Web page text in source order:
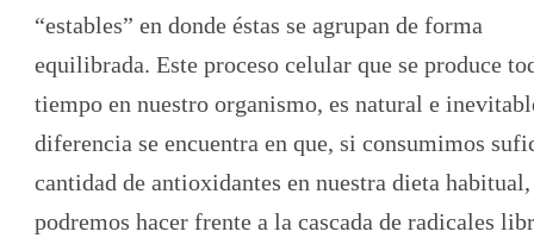
“estables” en donde éstas se agrupan de forma
equilibrada. Este proceso celular que se produce
tiempo en nuestro organismo, es natural e
diferencia se encuentra en que, si consumimos
cantidad de antioxidantes en nuestra dieta habitual,
podremos hacer frente a la cascada de radicales